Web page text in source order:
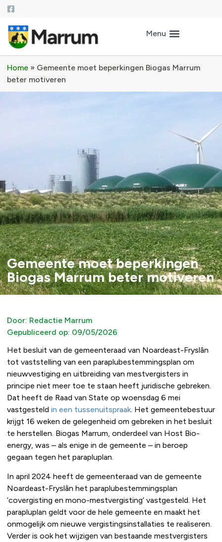
Home » Gemeente moet beperkingen Biogas Marrum
beter motiveren
Gemeente moet beperkingen
Biogas Marrum beter motiveren
Door: Redactie Marrum
Gepubliceerd op: 09/05/2026
Het besluit van de gemeenteraad van Noardeast-Fryslân
tot vaststelling van een paraplubestemmingsplan om
nieuwvestiging en uitbreiding van mestvergisters in
principe niet meer toe te staan heeft juridische gebreken.
Dat heeft de Raad van State op woensdag 6 mei
vastgesteld in een tussenuitspraak. Het gemeentebestuur
krijgt 16 weken de gelegenheid om gebreken in het besluit
te herstellen. Biogas Marrum, onderdeel van Host Bio-
energy, was – als enige in de gemeente – in beroep
gegaan tegen het parapluplan.
In april 2024 heeft de gemeenteraad van de gemeente
Noardeast-Fryslân het paraplubestemmingsplan
‘covergisting en mono-mestvergisting’ vastgesteld. Het
parapluplan geldt voor de hele gemeente en maakt het
onmogelijk om nieuwe vergistingsinstallaties te realiseren.
Verder is ook het wijzigen van bestaande mestvergisters